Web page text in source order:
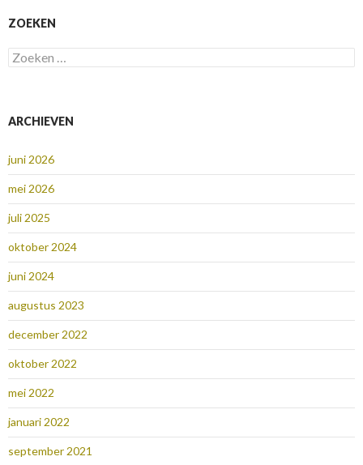
ZOEKEN
Zoeken
naar:
ARCHIEVEN
juni 2026
mei 2026
juli 2025
oktober 2024
juni 2024
augustus 2023
december 2022
oktober 2022
mei 2022
januari 2022
september 2021